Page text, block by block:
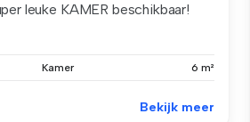
leuke KAMER beschikbaar!
Kamer 6 m²
Bekijk meer